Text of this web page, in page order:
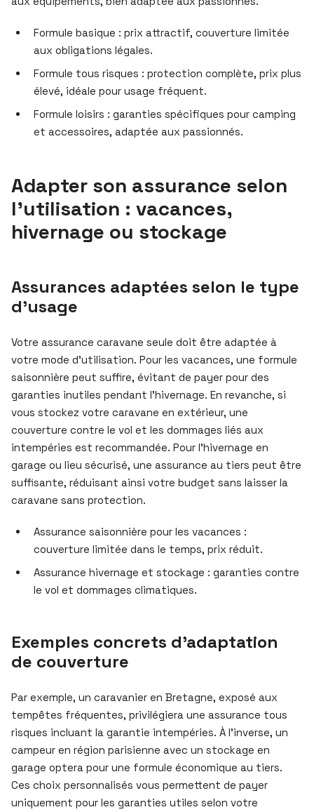
Formule basique : prix attractif, couverture limitée
aux obligations légales.
Formule tous risques : protection complète, prix plus
élevé, idéale pour usage fréquent.
Formule loisirs : garanties spécifiques pour camping
et accessoires, adaptée aux passionnés.
Adapter son assurance selon
l’utilisation : vacances,
hivernage ou stockage
Assurances adaptées selon le type
d’usage
Votre assurance caravane seule doit être adaptée à
votre mode d’utilisation. Pour les vacances, une formule
saisonnière peut suffire, évitant de payer pour des
garanties inutiles pendant l’hivernage. En revanche, si
vous stockez votre caravane en extérieur, une
couverture contre le vol et les dommages liés aux
intempéries est recommandée. Pour l’hivernage en
garage ou lieu sécurisé, une assurance au tiers peut être
suffisante, réduisant ainsi votre budget sans laisser la
caravane sans protection.
Assurance saisonnière pour les vacances :
couverture limitée dans le temps, prix réduit.
Assurance hivernage et stockage : garanties contre
le vol et dommages climatiques.
Exemples concrets d’adaptation
de couverture
Par exemple, un caravanier en Bretagne, exposé aux
tempêtes fréquentes, privilégiera une assurance tous
risques incluant la garantie intempéries. À l’inverse, un
campeur en région parisienne avec un stockage en
garage optera pour une formule économique au tiers.
Ces choix personnalisés vous permettent de payer
uniquement pour les garanties utiles selon votre